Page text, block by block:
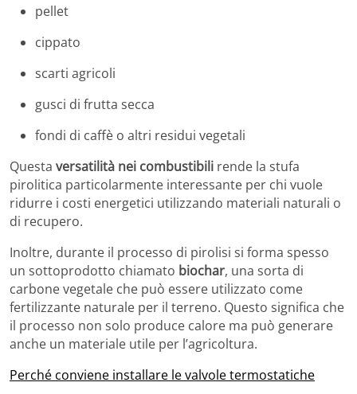
pellet
cippato
scarti agricoli
gusci di frutta secca
fondi di caffè o altri residui vegetali
Questa versatilità nei combustibili rende la stufa
pirolitica particolarmente interessante per chi vuole
ridurre i costi energetici utilizzando materiali naturali o
di recupero.
Inoltre, durante il processo di pirolisi si forma spesso
un sottoprodotto chiamato biochar, una sorta di
carbone vegetale che può essere utilizzato come
fertilizzante naturale per il terreno. Questo significa che
il processo non solo produce calore ma può generare
anche un materiale utile per l’agricoltura.
Perché conviene installare le valvole termostatiche